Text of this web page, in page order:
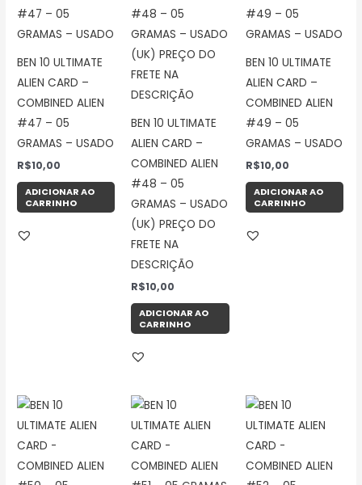
BEN 10 ULTIMATE
ALIEN CARD –
COMBINED ALIEN
#47 – 05
GRAMAS – USADO
R$10,00
ADICIONAR AO
CARRINHO
BEN 10 ULTIMATE
ALIEN CARD –
COMBINED ALIEN
#48 – 05
GRAMAS – USADO
(UK) PREÇO DO
FRETE NA
DESCRIÇÃO
R$10,00
ADICIONAR AO
CARRINHO
BEN 10 ULTIMATE
ALIEN CARD –
COMBINED ALIEN
#49 – 05
GRAMAS – USADO
R$10,00
ADICIONAR AO
CARRINHO